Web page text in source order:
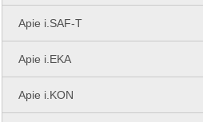
Apie i.SAF-T
Apie i.EKA
Apie i.KON